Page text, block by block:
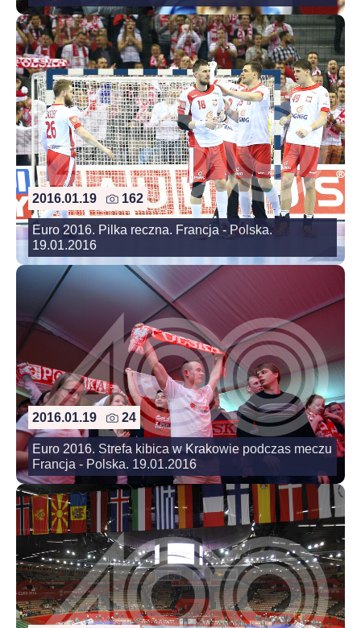
2016.01.19 162
Euro 2016. Pilka reczna. Francja - Polska.
19.01.2016
2016.01.19 24
Euro 2016. Strefa kibica w Krakowie podczas meczu
Francja - Polska. 19.01.2016